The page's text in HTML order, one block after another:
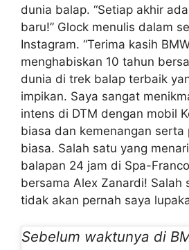
dunia balap. “Setiap akhir
baru!” Glock menulis dalam
Instagram. “Terima kasih
menghabiskan 10 tahun
dunia di trek balap terbaik
impikan. Saya sangat
intens di DTM dengan mobil
biasa dan kemenangan serta
biasa. Salah satu yang
balapan 24 jam di Spa-
bersama Alex Zanardi! Salah
tidak akan pernah saya
Sebelum waktunya di